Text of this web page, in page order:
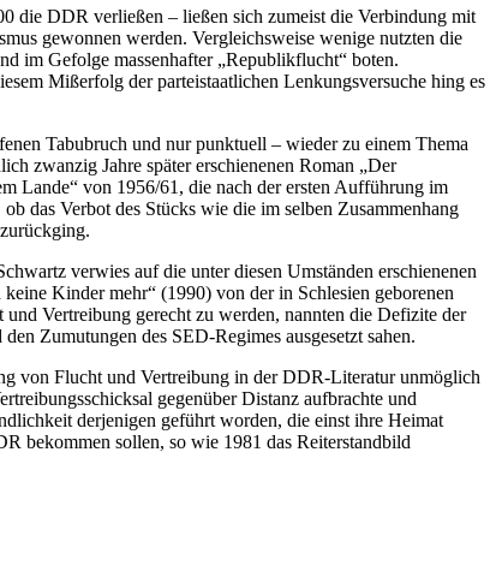
die DDR verließen – ließen sich zumeist die Verbindung mit
gewonnen werden. Vergleichsweise wenige nutzten die
im Gefolge massenhafter „Republikflucht“ boten.
Mißerfolg der parteistaatlichen Lenkungsversuche hing es
Tabubruch und nur punktuell – wieder zu einem Thema
zwanzig Jahre später erschienenen Roman „Der
Lande“ von 1956/61, die nach der ersten Aufführung im
das Verbot des Stücks wie die im selben Zusammenhang
verwies auf die unter diesen Umständen erschienenen
Kinder mehr“ (1990) von der in Schlesien geborenen
Vertreibung gerecht zu werden, nannten die Defizite der
Zumutungen des SED-Regimes ausgesetzt sahen.
von Flucht und Vertreibung in der DDR-Literatur unmöglich
gegenüber Distanz aufbrachte und
derjenigen geführt worden, die einst ihre Heimat
bekommen sollen, so wie 1981 das Reiterstandbild